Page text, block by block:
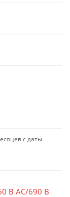
с даты
В AC/690 В